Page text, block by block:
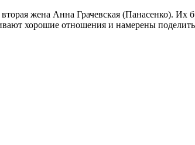
вторая жена Анна Грачевская (Панасенко).
хорошие отношения и намерены